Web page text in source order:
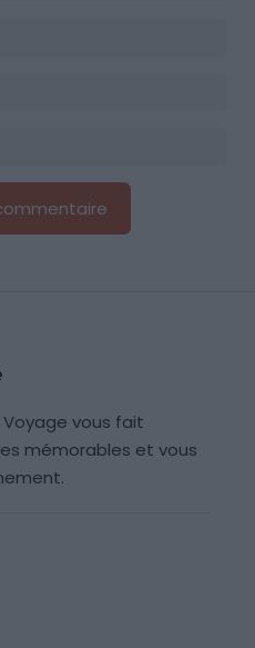
Voyage vous fait
mémorables et vous